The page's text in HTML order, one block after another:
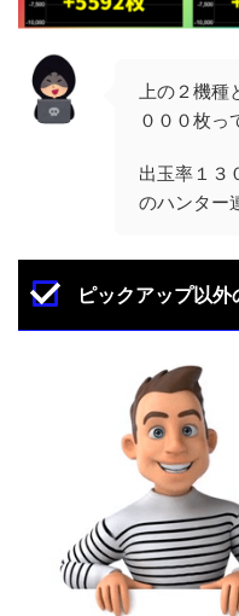
上の２機種
０００枚っ
出玉率１３
のハンター
ピックアップ以外